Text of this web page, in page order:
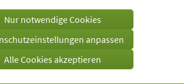
einem
Tab)
Nur notwendige Cookies
anpassen
Alle Cookies akzeptieren